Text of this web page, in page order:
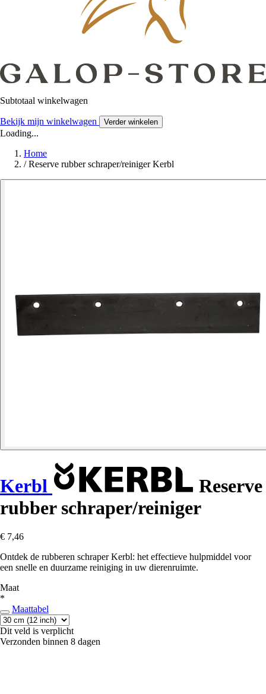
Subtotaal winkelwagen
Bekijk mijn winkelwagen Verder winkelen
Loading...
Home
/ Reserve rubber schraper/reiniger Kerbl
Kerbl
Reserve
rubber schraper/reiniger
€ 7,46
Ontdek de rubberen schraper Kerbl: het effectieve hulpmiddel voor
een snelle en duurzame reiniging in uw dierenruimte.
Maat
*
Maattabel
Dit veld is verplicht
Verzonden binnen 8 dagen